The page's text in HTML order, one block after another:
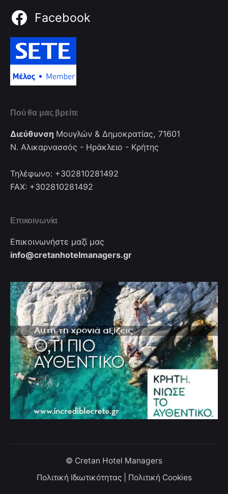
Facebook
Πού θα μας βρείτε
Διεύθυνση Μουγλών & Δημοκρατίας, 71601
Ν. Αλικαρνασσός - Ηράκλειο - Κρήτης
Τηλέφωνο: +302810281492
FAX: +302810281492
Επικοινωνία
Επικοινωνήστε μαζί μας
info@cretanhotelmanagers.gr
© Cretan Hotel Managers
Πολιτική Ιδιωτικότητας| Πολιτική Cookies